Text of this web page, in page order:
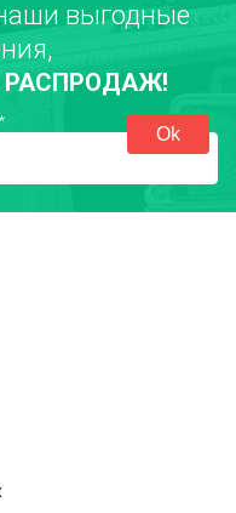
выгодные
*